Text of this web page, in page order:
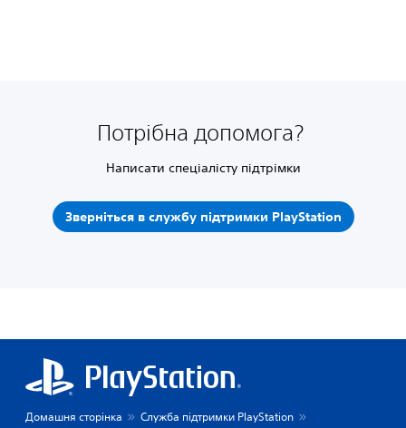
Потрібна допомога?
Написати спеціалісту підтрімки
Зверніться в службу підтримки PlayStation
Домашня сторінка
Служба підтримки PlayStation